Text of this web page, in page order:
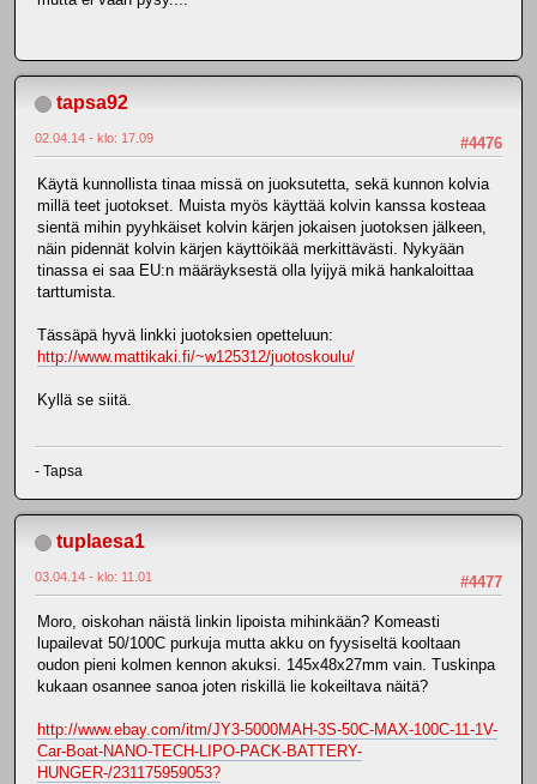
tapsa92
#4476
02.04.14 - klo: 17.09
Käytä kunnollista tinaa missä on juoksutetta, sekä kunnon kolvia
millä teet juotokset. Muista myös käyttää kolvin kanssa kosteaa
sientä mihin pyyhkäiset kolvin kärjen jokaisen juotoksen jälkeen,
näin pidennät kolvin kärjen käyttöikää merkittävästi. Nykyään
tinassa ei saa EU:n määräyksestä olla lyijyä mikä hankaloittaa
tarttumista.
Tässäpä hyvä linkki juotoksien opetteluun:
http://www.mattikaki.fi/~w125312/juotoskoulu/
Kyllä se siitä.
- Tapsa
tuplaesa1
#4477
03.04.14 - klo: 11.01
Moro, oiskohan näistä linkin lipoista mihinkään? Komeasti
lupailevat 50/100C purkuja mutta akku on fyysiseltä kooltaan
oudon pieni kolmen kennon akuksi. 145x48x27mm vain. Tuskinpa
kukaan osannee sanoa joten riskillä lie kokeiltava näitä?
http://www.ebay.com/itm/JY3-5000MAH-3S-50C-MAX-100C-11-1V-
Car-Boat-NANO-TECH-LIPO-PACK-BATTERY-
HUNGER-/231175959053?